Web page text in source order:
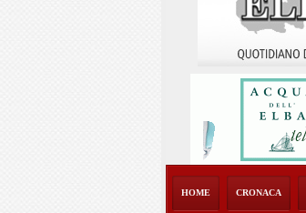
HOME CRONACA